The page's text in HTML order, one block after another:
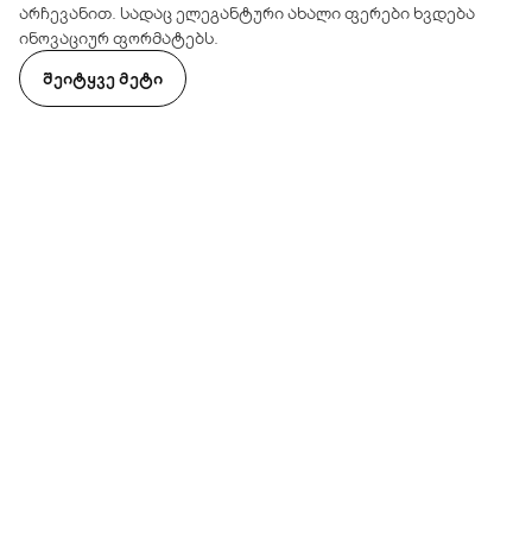
არჩევანით. სადაც ელეგანტური ახალი ფერები ხვდება
ინოვაციურ ფორმატებს.
ᲨᲔᲘᲢᲧᲕᲔ ᲛᲔᲢᲘ